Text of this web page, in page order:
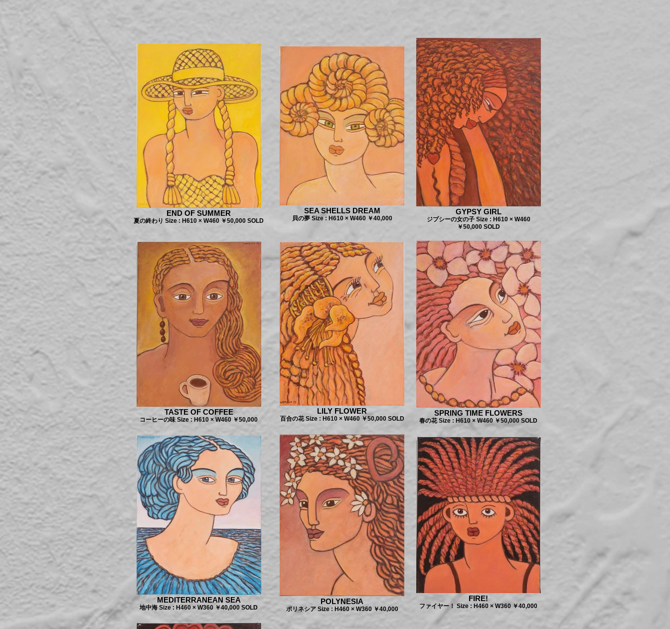
END OF SUMMER
夏の終わり Size : H610 × W460 ￥50,000 SOLD
SEA SHELLS DREAM
貝の夢 Size : H610 × W460 ￥40,000
GYPSY GIRL
ジプシーの女の子 Size : H610 × W460
￥50,000 SOLD
TASTE OF COFFEE
コーヒーの味 Size : H610 × W460 ￥50,000
LILY FLOWER
百合の花 Size : H610 × W460 ￥50,000 SOLD
SPRING TIME FLOWERS
春の花 Size : H610 × W460 ￥50,000 SOLD
MEDITERRANEAN SEA
地中海 Size : H460 × W360 ￥40,000 SOLD
POLYNESIA
ポリネシア Size : H460 × W360 ￥40,000
FIRE!
ファイヤー！ Size : H460 × W360 ￥40,000